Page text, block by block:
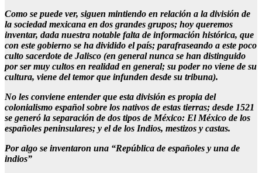
Como se puede ver, siguen mintiendo en relación a la división de
la sociedad mexicana en dos grandes grupos; hoy queremos
inventar, dada nuestra notable falta de información histórica, que
con este gobierno se ha dividido el país; parafraseando a este poco
culto sacerdote de Jalisco (en general nunca se han distinguido
por ser muy cultos en realidad en general; su poder no viene de su
cultura, viene del temor que infunden desde su tribuna).
No les conviene entender que esta división es propia del
colonialismo español sobre los nativos de estas tierras; desde 1521
se generó la separación de dos tipos de México: El México de los
españoles peninsulares; y el de los Indios, mestizos y castas.
Por algo se inventaron una “República de españoles y una de
indios”